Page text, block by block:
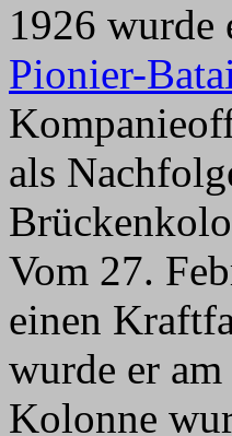
1926
Pionier-
als
Vom 27.
einen
wurde er
Kolonne